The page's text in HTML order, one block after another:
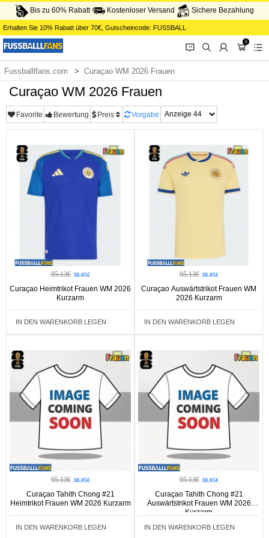
Bis zu 60% Rabatt Kostenloser Versand Sichere Bezahlung
Erhalten Sie 10% Rabatt über 70€ , Gutscheincode: FUSSBALL
󰂱 󰂨 󰃳
0
󰃦 󰃖
Fussballlfans.com Curaçao WM 2026 Frauen
Curaçao WM 2026 Frauen
Favorite Bewertung Preis Vorgabe
95.13€ 38.05€
Curaçao Heimtrikot Frauen WM 2026
Kurzarm
IN DEN WARENKORB LEGEN
95.13€ 38.05€
Curaçao Auswärtstrikot Frauen WM
2026 Kurzarm
IN DEN WARENKORB LEGEN
95.13€ 38.05€
Curaçao Tahith Chong #21
Heimtrikot Frauen WM 2026 Kurzarm
IN DEN WARENKORB LEGEN
95.13€ 38.05€
Curaçao Tahith Chong #21
Auswärtstrikot Frauen WM 2026
Kurzarm
IN DEN WARENKORB LEGEN